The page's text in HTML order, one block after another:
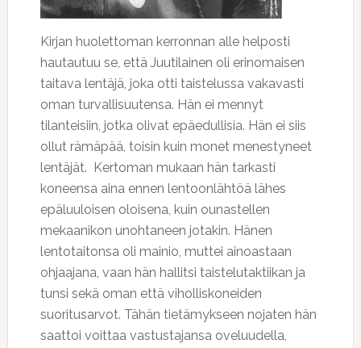
Kirjan huolettoman kerronnan alle helposti
hautautuu se, että Juutilainen oli erinomaisen
taitava lentäjä, joka otti taistelussa vakavasti
oman turvallisuutensa. Hän ei mennyt
tilanteisiin, jotka olivat epäedullisia. Hän ei siis
ollut rämäpää, toisin kuin monet menestyneet
lentäjät. Kertoman mukaan hän tarkasti
koneensa aina ennen lentoonlähtöä lähes
epäluuloisen oloisena, kuin ounastellen
mekaanikon unohtaneen jotakin. Hänen
lentotaitonsa oli mainio, muttei ainoastaan
ohjaajana, vaan hän hallitsi taistelutaktiikan ja
tunsi sekä oman että viholliskoneiden
suoritusarvot. Tähän tietämykseen nojaten hän
saattoi voittaa vastustajansa oveluudella,